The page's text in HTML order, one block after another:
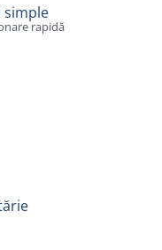
simple
rapidă